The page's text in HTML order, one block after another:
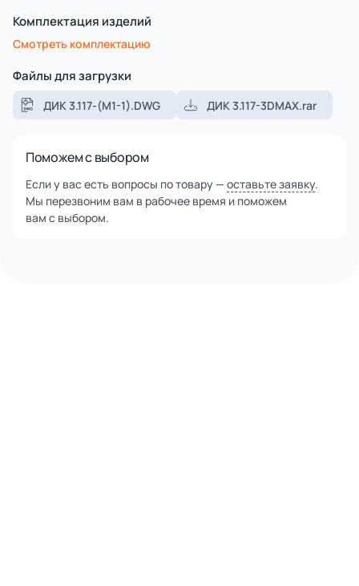
Комплектация изделий
Смотреть комплектацию
Файлы для загрузки
ДИК 3.117-(М1-1).DWG ДИК 3.117-3DMAX.rar
Поможем с выбором
Если у вас есть вопросы по товару — оставьте заявку.
Мы перезвоним вам в рабочее время и поможем
вам с выбором.